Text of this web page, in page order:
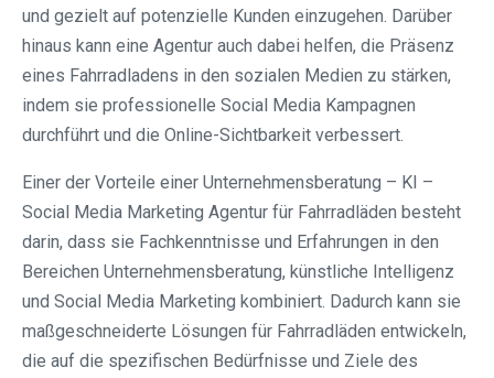
und gezielt auf potenzielle Kunden einzugehen. Darüber
hinaus kann eine Agentur auch dabei helfen, die Präsenz
eines Fahrradladens in den sozialen Medien zu stärken,
indem sie professionelle Social Media Kampagnen
durchführt und die Online-Sichtbarkeit verbessert.
Einer der Vorteile einer Unternehmensberatung – KI –
Social Media Marketing Agentur für Fahrradläden besteht
darin, dass sie Fachkenntnisse und Erfahrungen in den
Bereichen Unternehmensberatung, künstliche Intelligenz
und Social Media Marketing kombiniert. Dadurch kann sie
maßgeschneiderte Lösungen für Fahrradläden entwickeln,
die auf die spezifischen Bedürfnisse und Ziele des